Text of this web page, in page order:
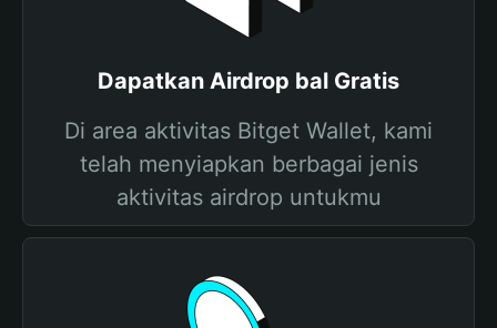
Dapatkan Airdrop bal Gratis
Di area aktivitas Bitget Wallet, kami
telah menyiapkan berbagai jenis
aktivitas airdrop untukmu